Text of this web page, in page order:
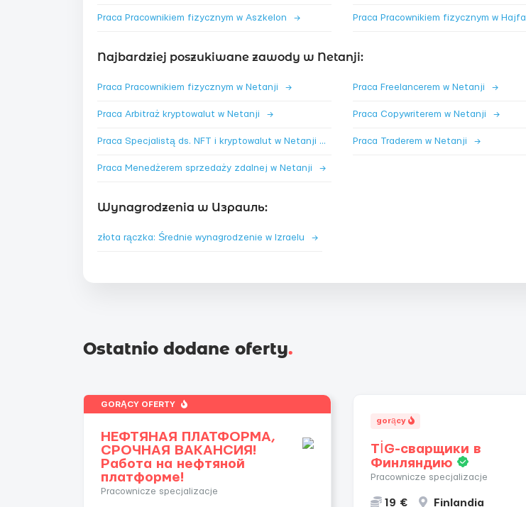
Praca Pracownikiem fizycznym w Aszkelon → Praca Pracownikiem fizycznym w Hajfa
Najbardziej poszukiwane zawody w Netanji:
Praca Pracownikiem fizycznym w Netanji → Praca Freelancerem w Netanji →
Praca Arbitraż kryptowalut w Netanji → Praca Copywriterem w Netanji →
Praca Specjalistą ds. NFT i kryptowalut w Netanji→ Praca Traderem w Netanji →
Praca Menedżerem sprzedaży zdalnej w Netanji →
Wynagrodzenia w Израиль:
złota rączka: Średnie wynagrodzenie w Izraelu →
Ostatnio dodane oferty.
GORĄCY OFERTY
НЕФТЯНАЯ ПЛАТФОРМА,
СРОЧНАЯ ВАКАНСИЯ!
Работа на нефтяной
платформе!
Pracownicze specjalizacje
gorący
TİG-сварщики в
Финляндию
Pracownicze specjalizacje
19 € Finlandia